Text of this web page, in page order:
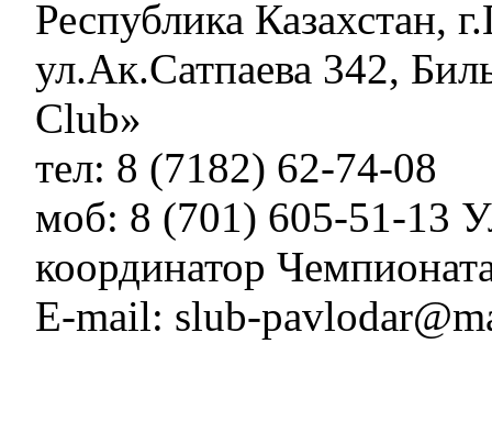
Республика Казахстан,
ул.Ак.Сатпаева 342,
Club»
тел: 8 (7182) 62-74-08
моб: 8 (701) 605-51-13
координатор
E-mail: slub-